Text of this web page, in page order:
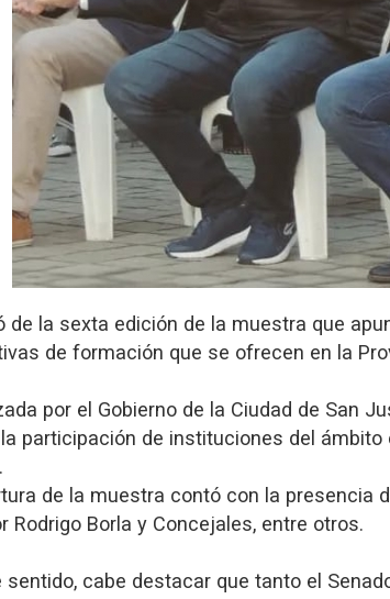
de la sexta edición de la muestra que
de formación que se ofrecen en la
por el Gobierno de la Ciudad de San
participación de instituciones del
de la muestra contó con la presencia
Rodrigo Borla y Concejales, entre otros.
sentido, cabe destacar que tanto el